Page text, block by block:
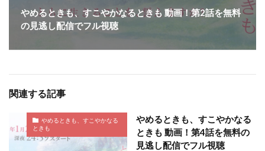
やめるときも、すこやかなるときも 動画！第2話を無料
の見逃し配信でフル視聴
関連する記事
やめるときも、すこやかなる
ときも
やめるときも、すこやかなる
ときも 動画！第4話を無料の
見逃し配信でフル視聴